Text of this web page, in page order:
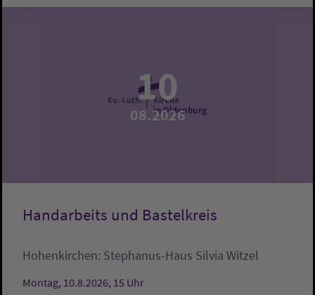
10
08.2026
Handarbeits und Bastelkreis
Hohenkirchen: Stephanus-Haus Silvia Witzel
Montag, 10.8.2026, 15 Uhr